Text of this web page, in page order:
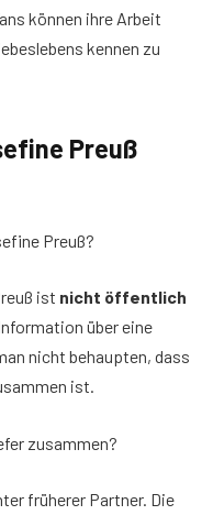
können ihre Arbeit
kennen zu
Preuß
Preuß?
ist nicht öffentlich
über eine
nicht behaupten, dass
ist.
zusammen?
früherer Partner. Die